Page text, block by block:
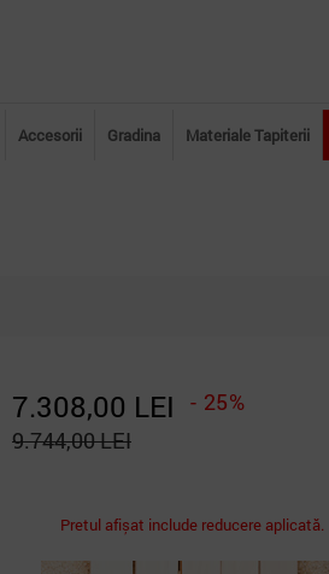
Accesorii Gradina Materiale Tapiterii
7.308,00 LEI
- 25%
9.744,00 LEI
Pretul afișat include reducere aplicată.